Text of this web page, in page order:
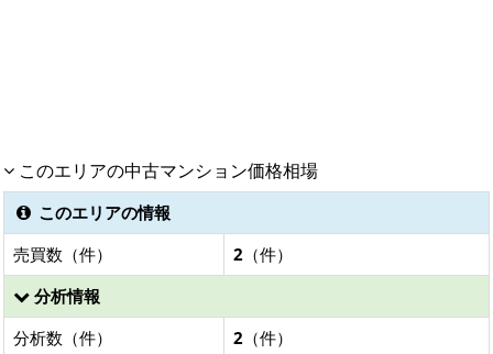
このエリアの中古マンション価格相場
このエリアの情報
売買数（件）
2 （件）
分析情報
分析数（件）
2 （件）